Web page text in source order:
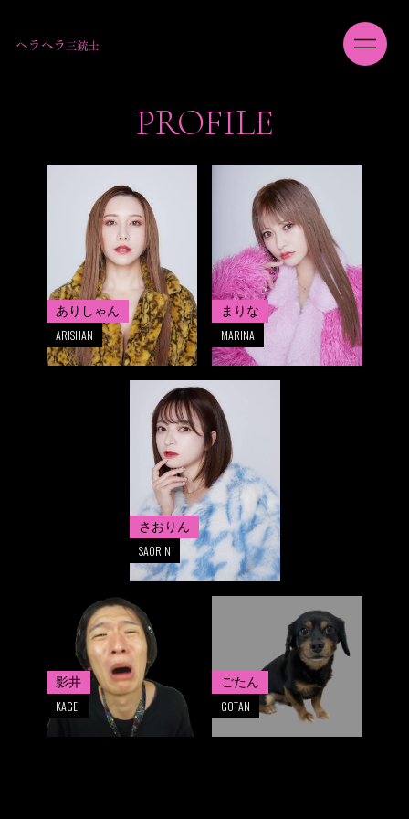
PROFILE
ありしゃん
ARISHAN
まりな
MARINA
さおりん
SAORIN
影井
KAGEI
ごたん
GOTAN